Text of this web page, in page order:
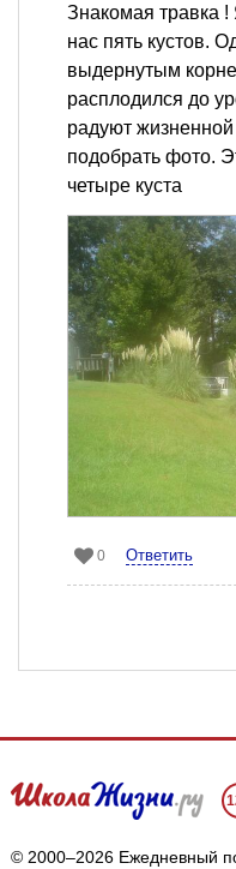
Знакомая травка
нас пять кустов.
выдернутым
расплодился до
радуют
подобрать фото.
четыре куста
0 Ответить
© 2000–2026 Ежедневный